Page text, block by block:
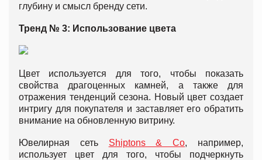
глубину и смысл бренду сети.
Тренд № 3: Использование цвета
Цвет используется для того, чтобы показать
свойства драгоценных камней, а также для
отражения тенденций сезона. Новый цвет создает
интригу для покупателя и заставляет его обратить
внимание на обновленную витрину.
Ювелирная сеть Shiptons & Co, например,
использует цвет для того, чтобы подчеркнуть